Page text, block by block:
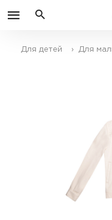
Для детей › Для